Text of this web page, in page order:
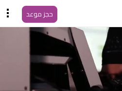
حجز موعد